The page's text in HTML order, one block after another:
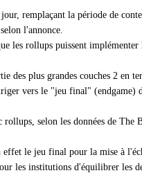
remplaçant la période de
l'annonce.
les rollups puissent
des plus grandes couches 2
vers le "jeu final"
selon les données de The
effet le jeu final pour la mise à
les institutions d'équilibrer les